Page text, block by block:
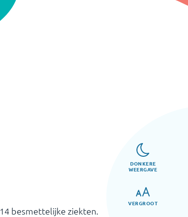
besmettelijke ziekten.
DONKERE
WEERGAVE
VERGROOT